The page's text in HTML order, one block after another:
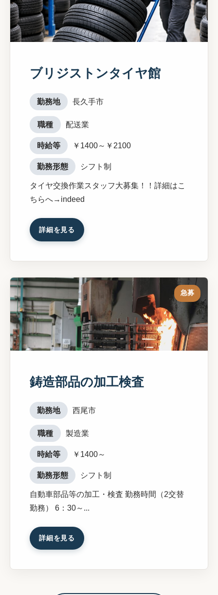
ブリジストンタイヤ館
勤務地 長久手市
職種 配送業
時給等 ￥1400～￥2100
勤務形態 シフト制
タイヤ交換作業スタッフ大募集！！詳細はこ
ちらへ→indeed
詳細を見る
急募
鋳造部品の加工検査
勤務地 西尾市
職種 製造業
時給等 ￥1400～
勤務形態 シフト制
自動車部品等の加工・検査 勤務時間（2交替
勤務） 6：30～...
詳細を見る